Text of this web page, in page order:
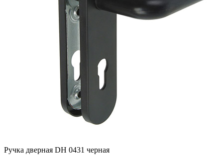
Ручка дверная DH 0431 черная